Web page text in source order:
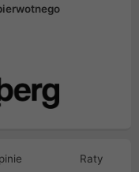
Raty